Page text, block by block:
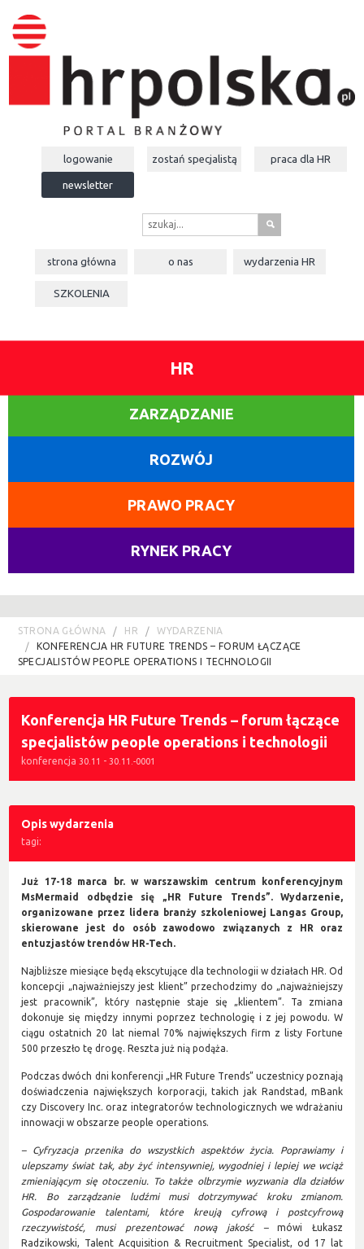
logowanie zostań specjalistą praca dla HR
newsletter
s
strona główna o nas wydarzeniaHR
SZKOLENIA
HR
ZARZĄDZANIE
ROZWÓJ
PRAWO PRACY
RYNEK PRACY
STRONA GŁÓWNA HR
WYDARZENIA
KONFERENCJA HR FUTURE TRENDS – FORUM ŁĄCZĄCE
SPECJALISTÓW PEOPLE OPERATIONS I TECHNOLOGII
Konferencja HR Future Trends – forum łączące
specjalistów people operations i technologii
konferencja30.11 -30.11.-0001
Opis wydarzenia
tagi:
Już 17-18 marca br. w warszawskim centrum konferencyjnym
MsMermaid odbędzie się „HR Future Trends”. Wydarzenie,
organizowane przez lidera branży szkoleniowej Langas Group,
skierowane jest do osób zawodowo związanych z HR oraz
entuzjastów trendów HR-Tech.
Najbliższe miesiące będą ekscytujące dla technologii w działach HR. Od
koncepcji „najważniejszy jest klient” przechodzimy do „najważniejszy
jest pracownik”, który następnie staje się „klientem”. Ta zmiana
dokonuje się między innymi poprzez technologię i z jej powodu. W
ciągu ostatnich 20 lat niemal 70% największych firm z listy Fortune
500 przeszło tę drogę. Reszta już nią podąża.
Podczas dwóch dni konferencji „HR Future Trends” uczestnicy poznają
doświadczenia największych korporacji, takich jak Randstad, mBank
czy Discovery Inc. oraz integratorów technologicznych we wdrażaniu
innowacji w obszarze people operations.
– Cyfryzacja przenika do wszystkich aspektów życia. Poprawiamy i
ulepszamy świat tak, aby żyć intensywniej, wygodniej i lepiej we wciąż
zmieniającym się otoczeniu. To także olbrzymie wyzwania dla działów
HR. Bo zarządzanie ludźmi musi dotrzymywać kroku zmianom.
Gospodarowanie talentami, które kreują cyfrową i postcyfrową
rzeczywistość, musi prezentować nową jakość –mówi Łukasz
Radzikowski, Talent Acquisition & Recruitment Specialist, od 17 lat